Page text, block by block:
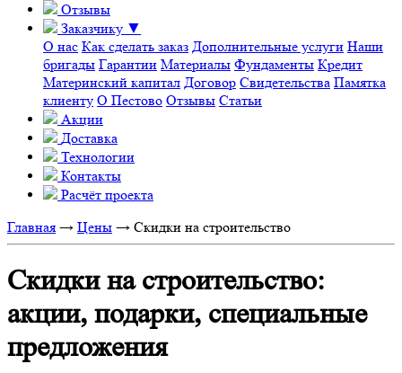
Отзывы
Заказчику ▼
О нас Как сделать заказ Дополнительные услуги Наши
бригады Гарантии Материалы Фундаменты Кредит
Материнский капитал Договор Свидетельства Памятка
клиенту О Пестово Отзывы Статьи
Акции
Доставка
Технологии
Контакты
Расчёт проекта
Главная → Цены → Скидки на строительство
Скидки на строительство:
акции, подарки, специальные
предложения